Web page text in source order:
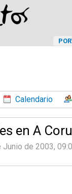
Calendario
en A
de 2003,